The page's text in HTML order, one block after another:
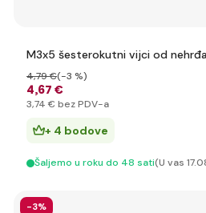
M3x5 šesterokutni vijci od
4,67 €
4,79 €(-3 %)
3,74 € bez PDV-a
+ 4 bodove
Šaljemo u roku do 48 sati(U vas
-3%